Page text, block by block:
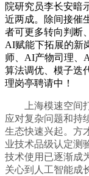
院研究员李长安暗
近两成。除间接催
者可更多转向判断
AI赋能下拓展的新
师、AI产物司理、
算法调优、模子迭
理岗亭聘请中！
上海模速空间打
应对复杂问题和持
生态快速兴起。方
业技术品级认定测
技术使用已逐渐成
关心到人工智能成